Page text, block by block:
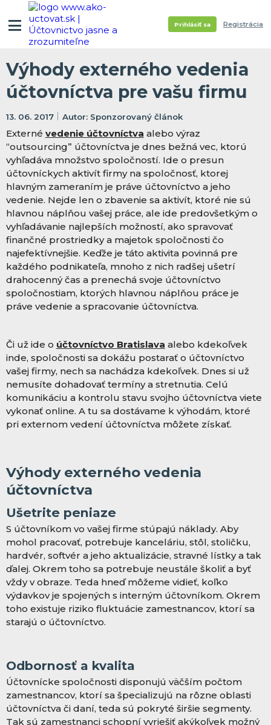
Prihlásiť sa Registrácia
Výhody externého vedenia
účtovníctva pre vašu firmu
13. 06. 2017 Sponzorovaný článok
Externé vedenie účtovníctva alebo výraz
“outsourcing” účtovníctva je dnes bežná vec, ktorú
vyhľadáva množstvo spoločností. Ide o presun
účtovníckych aktivít firmy na spoločnosť, ktorej
hlavným zameraním je práve účtovníctvo a jeho
vedenie. Nejde len o zbavenie sa aktivít, ktoré nie sú
hlavnou náplňou vašej práce, ale ide predovšetkým o
vyhľadávanie najlepších možností, ako spravovať
finančné prostriedky a majetok spoločnosti čo
najefektívnejšie. Keďže je táto aktivita povinná pre
každého podnikateľa, mnoho z nich radšej ušetrí
drahocenný čas a prenechá svoje účtovníctvo
spoločnostiam, ktorých hlavnou náplňou práce je
práve vedenie a spracovanie účtovníctva.
Či už ide o účtovníctvo Bratislava alebo kdekoľvek
inde, spoločnosti sa dokážu postarať o účtovníctvo
vašej firmy, nech sa nachádza kdekoľvek. Dnes si už
nemusíte dohadovať termíny a stretnutia. Celú
komunikáciu a kontrolu stavu svojho účtovníctva viete
vykonať online. A tu sa dostávame k výhodám, ktoré
pri externom vedení účtovníctva môžete získať.
Výhody externého vedenia
účtovníctva
Ušetrite peniaze
S účtovníkom vo vašej firme stúpajú náklady. Aby
mohol pracovať, potrebuje kanceláriu, stôl, stoličku,
hardvér, softvér a jeho aktualizácie, stravné lístky a tak
ďalej. Okrem toho sa potrebuje neustále školiť a byť
vždy v obraze. Teda hneď môžeme vidieť, koľko
výdavkov je spojených s interným účtovníkom. Okrem
toho existuje riziko fluktuácie zamestnancov, ktorí sa
starajú o účtovníctvo.
Odbornosť a kvalita
Účtovnícke spoločnosti disponujú väčším počtom
zamestnancov, ktorí sa špecializujú na rôzne oblasti
účtovníctva či daní, teda sú pokryté širšie segmenty.
Tak sú zamestnanci schopní vyriešiť akýkoľvek možný